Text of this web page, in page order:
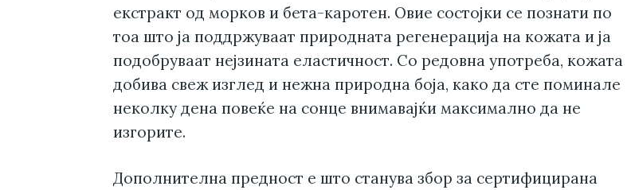
екстракт од морков и бета-каротен. Овие состојки се познати по
тоа што ја поддржуваат природната регенерација на кожата и ја
подобруваат нејзината еластичност. Со редовна употреба, кожата
добива свеж изглед и нежна природна боја, како да сте поминале
неколку дена повеќе на сонце внимавајќи максимално да не
изгорите.
Дополнителна предност е што станува збор за сертифицирана